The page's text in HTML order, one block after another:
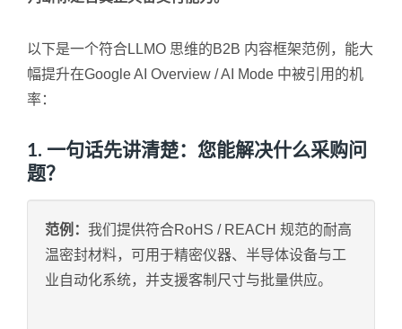
以下是一个符合LLMO 思维的B2B 内容框架范例，能大
幅提升在Google AI Overview / AI Mode 中被引用的机
率：
1. 一句话先讲清楚：您能解决什么采购问
题？
范例： 我们提供符合RoHS / REACH 规范的耐高
温密封材料，可用于精密仪器、半导体设备与工
业自动化系统，并支援客制尺寸与批量供应。